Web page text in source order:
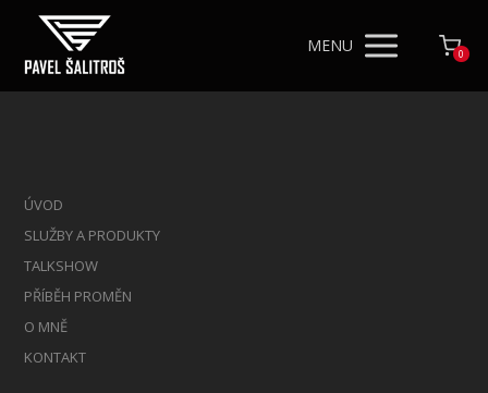
MENU 0
ÚVOD
SLUŽBY A PRODUKTY
TALKSHOW
PŘÍBĚH PROMĚN
O MNĚ
KONTAKT